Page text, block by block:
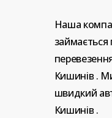
Наша
займається
Кишинів .
швидкий
Кишинів .